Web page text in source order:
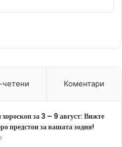
Коментари
за 3 – 9 август: Вижте
предстои за вашата зодия!